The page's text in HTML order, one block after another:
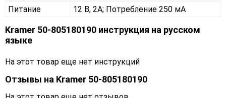
Питание 12 В, 2А; Потребление 250 мА
Kramer 50-805180190 инструкция на русском
языке
На этот товар еще нет инструкций
Отзывы на Kramer 50-805180190